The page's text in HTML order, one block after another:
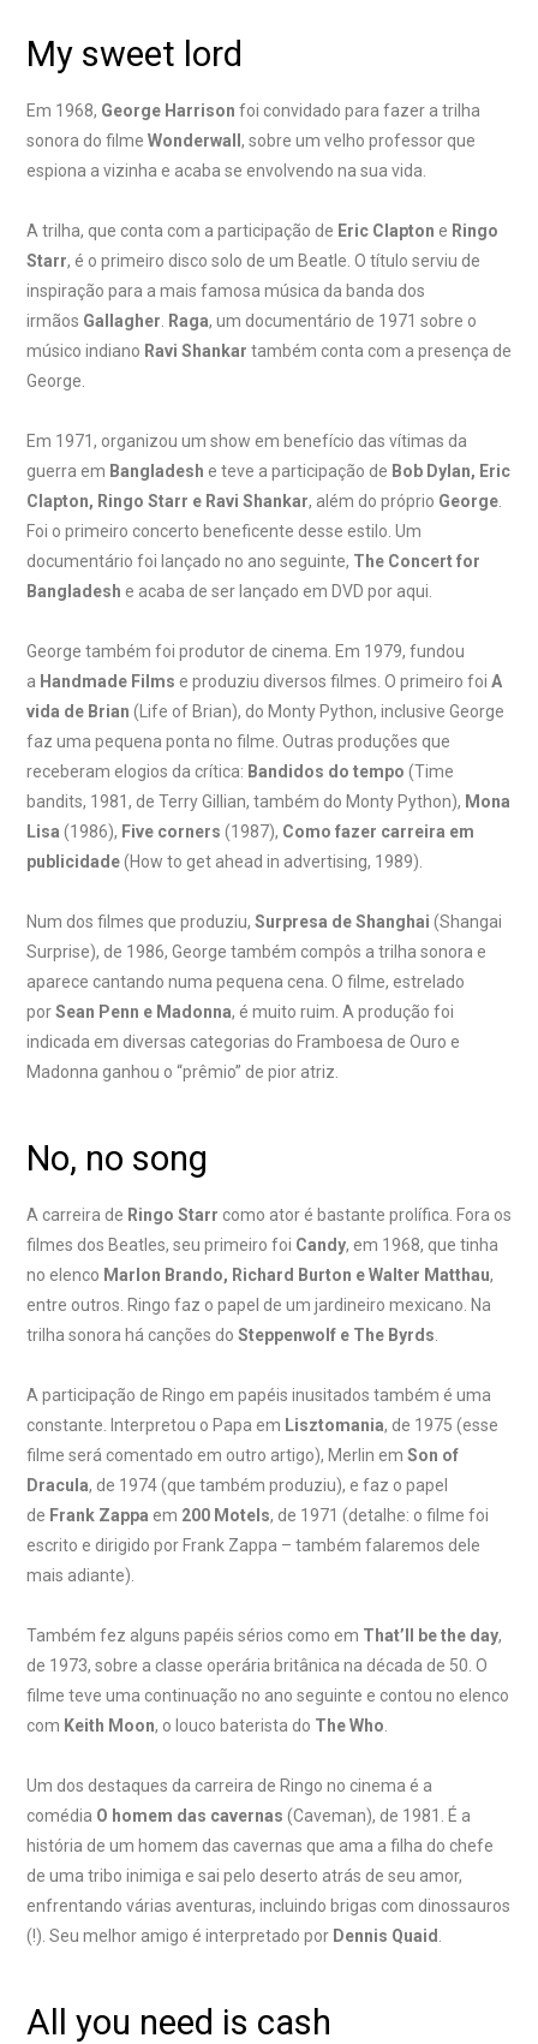
My sweet lord
Em 1968, George Harrison foi convidado para fazer a trilha
sonora do filme Wonderwall , sobre um velho professor que
espiona a vizinha e acaba se envolvendo na sua vida.
A trilha, que conta com a participação de Eric Clapton e Ringo
Starr, é o primeiro disco solo de um Beatle. O título serviu de
inspiração para a mais famosa música da banda dos
irmãos Gallagher Raga, um documentário de 1971 sobre o
músico indiano Ravi Shankar também conta com a presença de
George.
Em 1971, organizou um show em benefício das vítimas da
guerra em Bangladesh e teve a participação de Bob Dylan, Eric
Clapton, Ringo Starr e Ravi Shankar, além do próprio George
Foi o primeiro concerto beneficente desse estilo. Um
documentário foi lançado no ano seguinte, The Concert for
Bangladesh e acaba de ser lançado em DVD por aqui.
George também foi produtor de cinema. Em 1979, fundou
a Handmade Films e produziu diversos filmes. O primeiro foi A
vida de Brian (Life of Brian), do Monty Python, inclusive George
faz uma pequena ponta no filme. Outras produções que
receberam elogios da crítica: Bandidos do tempo (Time
bandits, 1981, de Terry Gillian, também do Monty Python), Mona
Lisa (1986), Five corners (1987), Como fazer carreira em
publicidade(How to get ahead in advertising, 1989).
Num dos filmes que produziu, Surpresa de Shanghai (Shangai
Surprise), de 1986, George também compôs a trilha sonora e
aparece cantando numa pequena cena. O filme, estrelado
porSean Penn e Madonna, é muito ruim. A produção foi
indicada em diversas categorias do Framboesa de Ouro e
Madonna ganhou o “prêmio” de pior atriz.
No, no song
A carreira de Ringo Starr como ator é bastante prolífica. Fora os
filmes dos Beatles, seu primeiro foi Candy, em 1968, que tinha
no elenco Marlon Brando, Richard Burton e Walter Matthau,
entre outros. Ringo faz o papel de um jardineiro mexicano. Na
trilha sonora há canções do Steppenwolf e The Byrds
A participação de Ringo em papéis inusitados também é uma
constante. Interpretou o Papa em Lisztomania, de 1975 (esse
filme será comentado em outro artigo), Merlin em Son of
Dracula, de 1974 (que também produziu), e faz o papel
de Frank Zappa em 200 Motels, de 1971 (detalhe: o filme foi
escrito e dirigido por Frank Zappa – também falaremos dele
mais adiante).
Também fez alguns papéis sérios como em That’ll be the day,
de 1973, sobre a classe operária britânica na década de 50. O
filme teve uma continuação no ano seguinte e contou no elenco
com Keith Moon, o louco baterista do The Who
Um dos destaques da carreira de Ringo no cinema é a
comédia O homem das cavernas (Caveman), de 1981. É a
história de um homem das cavernas que ama a filha do chefe
de uma tribo inimiga e sai pelo deserto atrás de seu amor,
enfrentando várias aventuras, incluindo brigas com dinossauros
(!). Seu melhor amigo é interpretado por Dennis Quaid
All you need is cash